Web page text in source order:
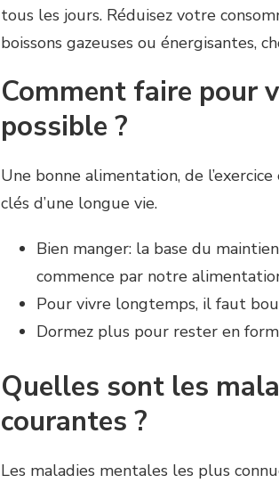
tous les jours. Réduisez votre
boissons gazeuses ou énergisantes,
Comment faire pour
possible ?
Une bonne alimentation, de
clés d’une longue vie.
Bien manger: la base du
commence par notre
Pour vivre longtemps, il faut
Dormez plus pour rester en
Quelles sont les
courantes ?
Les maladies mentales les plus